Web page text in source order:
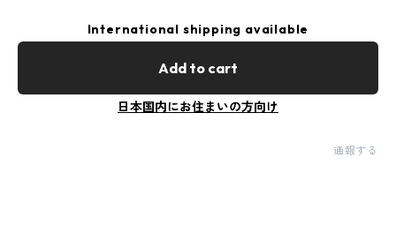
International shipping available
Add to cart
日本国内にお住まいの方向け
通報する